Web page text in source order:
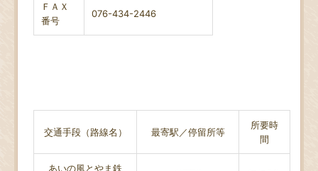
ＦＡＸ
番号
076-434-2446
交通手段（路線名） 最寄駅／停留所等
所要時
間
あいの風とやま鉄